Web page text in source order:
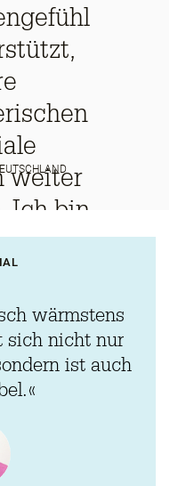
weiter
Ich bin
uns
auf
wärmstens
sich nicht nur
ist auch